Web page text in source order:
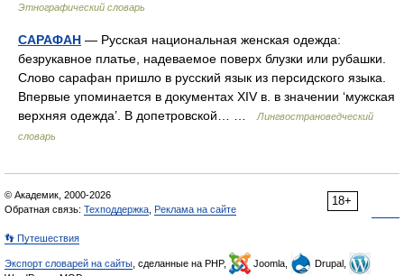
Этнографический словарь
САРАФАН — Русская национальная женская одежда:
безрукавное платье, надеваемое поверх блузки или рубашки.
Слово сарафан пришло в русский язык из персидского языка.
Впервые упоминается в документах XIV в. в значении ‘мужская
верхняя одежда’. В допетровской… …
Лингвострановедческий
словарь
18+
© Академик, 2000-2026
Обратная связь: Техподдержка Реклама на сайте
👣 Путешествия
Экспорт словарей на сайты , сделанные на PHP, Joomla,
Drupal,